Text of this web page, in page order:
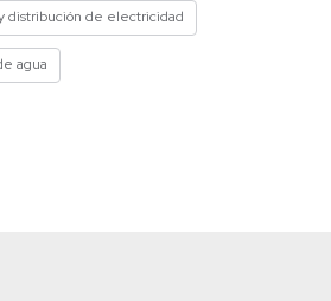
distribución de electricidad
agua